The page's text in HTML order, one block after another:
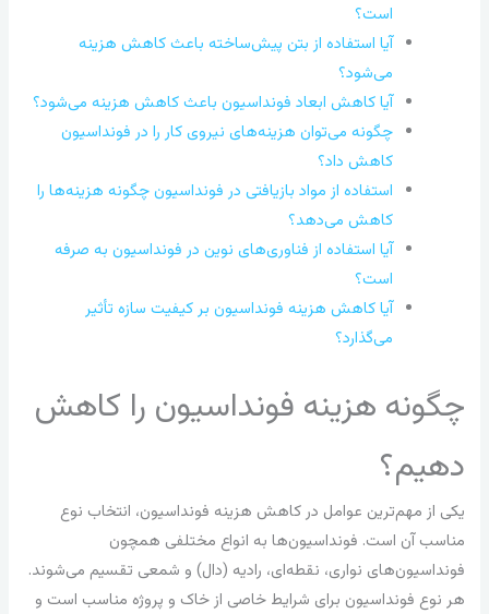
است؟
آیا استفاده از بتن پیش‌ساخته باعث کاهش هزینه
می‌شود؟
آیا کاهش ابعاد فونداسیون باعث کاهش هزینه می‌شود؟
چگونه می‌توان هزینه‌های نیروی کار را در فونداسیون
کاهش داد؟
استفاده از مواد بازیافتی در فونداسیون چگونه هزینه‌ها را
کاهش می‌دهد؟
آیا استفاده از فناوری‌های نوین در فونداسیون به صرفه
است؟
آیا کاهش هزینه فونداسیون بر کیفیت سازه تأثیر
می‌گذارد؟
چگونه هزینه فونداسیون را کاهش
دهیم؟
یکی از مهم‌ترین عوامل در کاهش هزینه فونداسیون، انتخاب نوع
مناسب آن است. فونداسیون‌ها به انواع مختلفی همچون
فونداسیون‌های نواری، نقطه‌ای، رادیه (دال) و شمعی تقسیم می‌شوند.
هر نوع فونداسیون برای شرایط خاصی از خاک و پروژه مناسب است و